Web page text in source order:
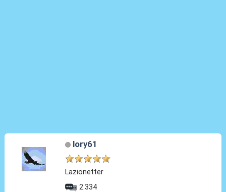
lory61
Lazionetter
2.334